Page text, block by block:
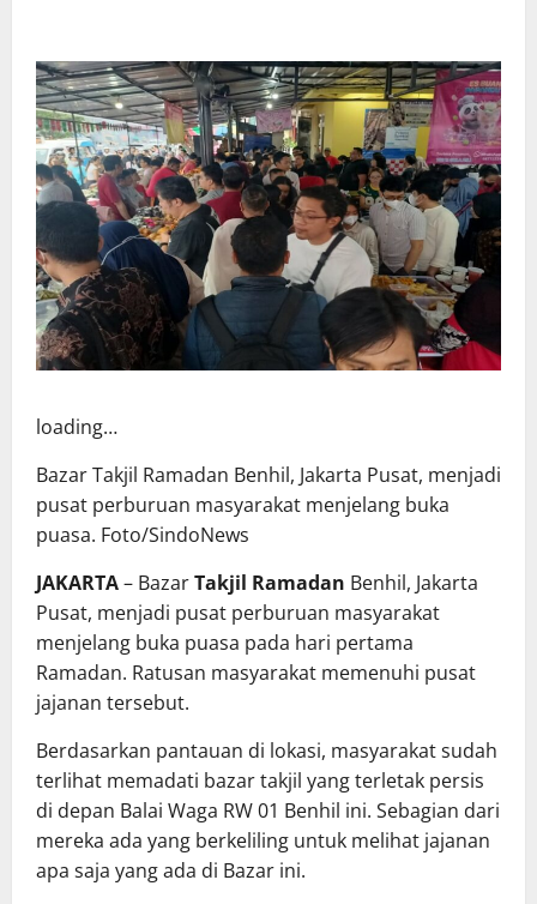
loading…
Bazar Takjil Ramadan Benhil, Jakarta Pusat, menjadi
pusat perburuan masyarakat menjelang buka
puasa. Foto/SindoNews
JAKARTA– BazarTakjil Ramadan Benhil, Jakarta
Pusat, menjadi pusat perburuan masyarakat
menjelang buka puasa pada hari pertama
Ramadan. Ratusan masyarakat memenuhi pusat
jajanan tersebut.
Berdasarkan pantauan di lokasi, masyarakat sudah
terlihat memadati bazar takjil yang terletak persis
di depan Balai Waga RW 01 Benhil ini. Sebagian dari
mereka ada yang berkeliling untuk melihat jajanan
apa saja yang ada di Bazar ini.